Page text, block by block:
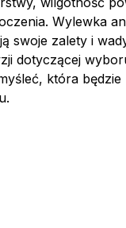
Wylewka
swoje zalety i
dotyczącej
która będzie